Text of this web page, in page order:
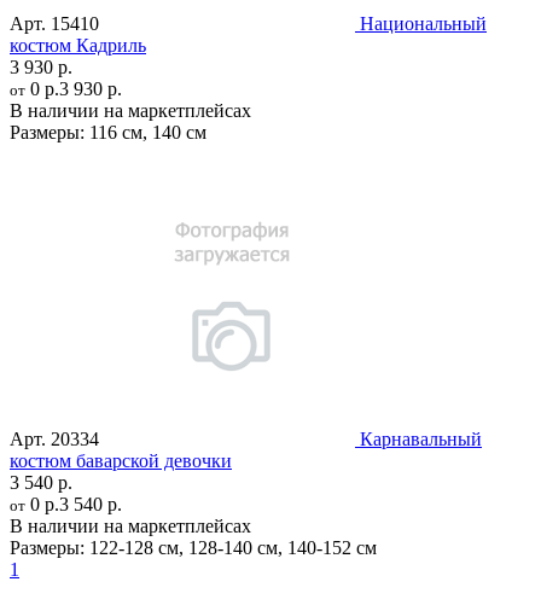
Арт. 15410
Национальный
костюм Кадриль
3 930 р.
от 0 р.3 930 р.
В наличии на маркетплейсах
Размеры: 116 см, 140 см
Арт. 20334
Карнавальный
костюм баварской девочки
3 540 р.
от 0 р.3 540 р.
В наличии на маркетплейсах
Размеры: 122-128 см, 128-140 см, 140-152 см
1